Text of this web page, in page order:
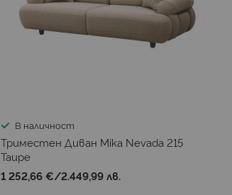
В наличност
Триместен Диван Mika Nevada 215
Taupe
1 252,66 €/2.449,99 лв.